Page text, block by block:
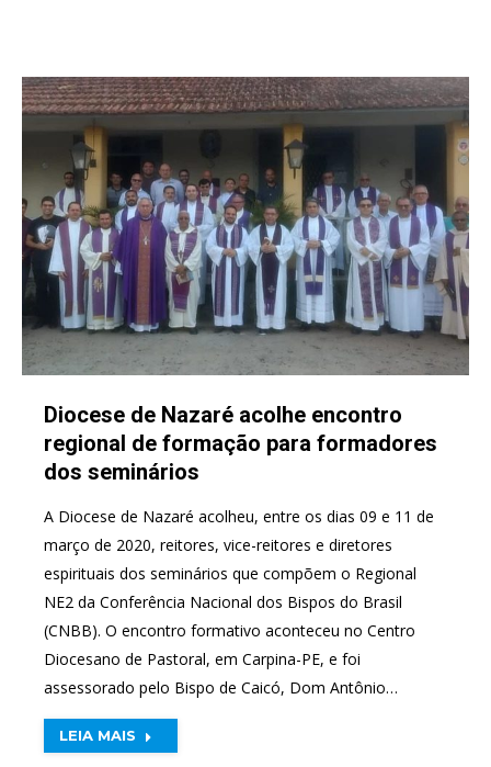
Diocese de Nazaré acolhe encontro
regional de formação para formadores
dos seminários
A Diocese de Nazaré acolheu, entre os dias 09 e 11 de
março de 2020, reitores, vice-reitores e diretores
espirituais dos seminários que compõem o Regional
NE2 da Conferência Nacional dos Bispos do Brasil
(CNBB). O encontro formativo aconteceu no Centro
Diocesano de Pastoral, em Carpina-PE, e foi
assessorado pelo Bispo de Caicó, Dom Antônio…
LEIA MAIS